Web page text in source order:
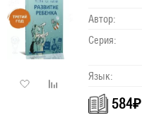
Автор:
Серия:
Язык:
584₽